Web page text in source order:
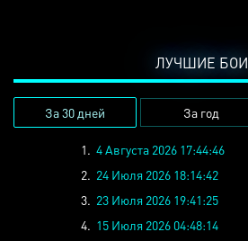
ЛУЧШИЕ БОИ
За 30 дней За год
1. 4 Августа 2026 17:44:46
2. 24 Июля 2026 18:14:42
3. 23 Июля 2026 19:41:25
4. 15 Июля 2026 04:48:14